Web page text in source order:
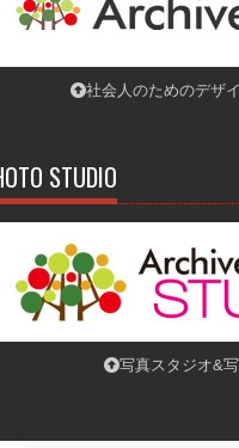
社会人のためのデザ
STUDIO
写真スタジオ&